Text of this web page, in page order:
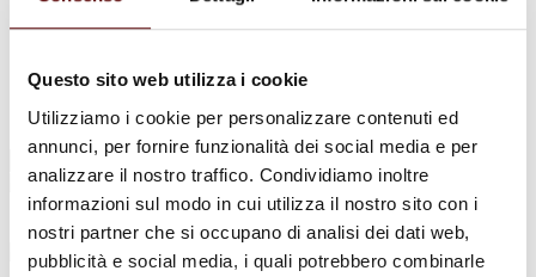
Questo sito web utilizza i cookie
Utilizziamo i cookie per personalizzare contenuti ed
annunci, per fornire funzionalità dei social media e per
analizzare il nostro traffico. Condividiamo inoltre
informazioni sul modo in cui utilizza il nostro sito con i
nostri partner che si occupano di analisi dei dati web,
pubblicità e social media, i quali potrebbero combinarle
In caso di decesso
News
Info e Contatti
Cerca
per: